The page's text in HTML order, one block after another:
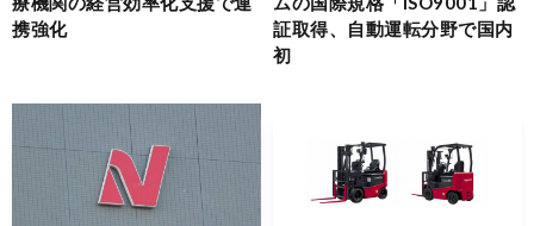
携強化
証取得、自動運転分野で国内
初